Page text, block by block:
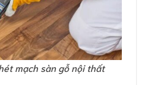
mạch sàn gỗ nội thất